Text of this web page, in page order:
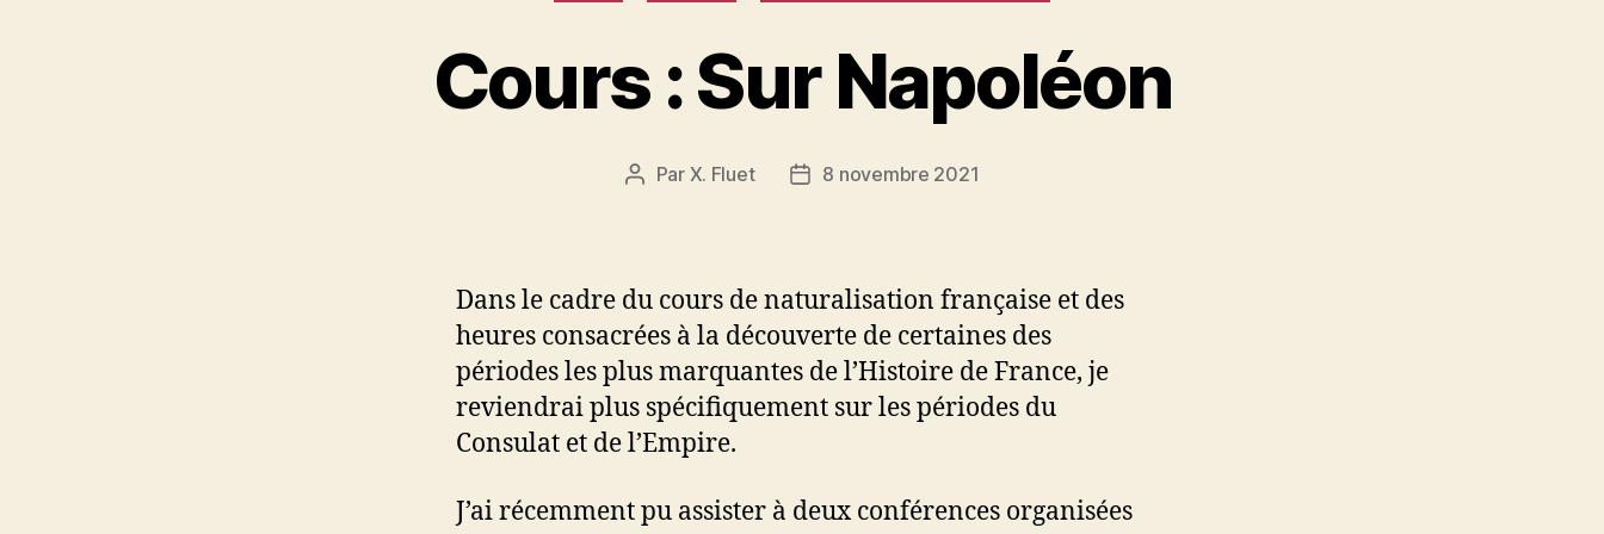
Cours : Sur Napoléon
Auteur
Par X. Fluet
Date8 novembre 2021
Dans le cadre du cours de naturalisation française et des
heures consacrées à la découverte de certaines des
périodes les plus marquantes de l’Histoire de France, je
reviendrai plus spécifiquement sur les périodes du
Consulat et de l’Empire.
J’ai récemment pu assister à deux conférences organisées